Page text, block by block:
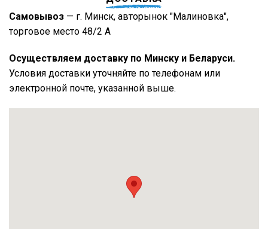
Самовывоз — г. Минск, авторынок "Малиновка",
торговое место 48/2 А
Осуществляем доставку по Минску и Беларуси.
Условия доставки уточняйте по телефонам или
электронной почте, указанной выше.